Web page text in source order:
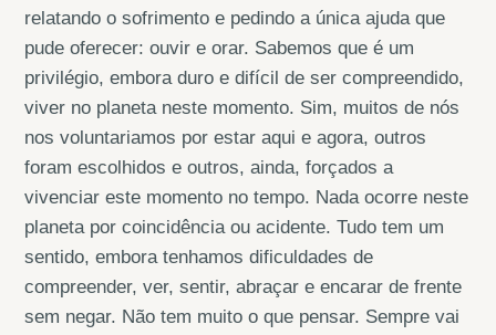
relatando o sofrimento e pedindo a única ajuda que
pude oferecer: ouvir e orar. Sabemos que é um
privilégio, embora duro e difícil de ser compreendido,
viver no planeta neste momento. Sim, muitos de nós
nos voluntariamos por estar aqui e agora, outros
foram escolhidos e outros, ainda, forçados a
vivenciar este momento no tempo. Nada ocorre neste
planeta por coincidência ou acidente. Tudo tem um
sentido, embora tenhamos dificuldades de
compreender, ver, sentir, abraçar e encarar de frente
sem negar. Não tem muito o que pensar. Sempre vai